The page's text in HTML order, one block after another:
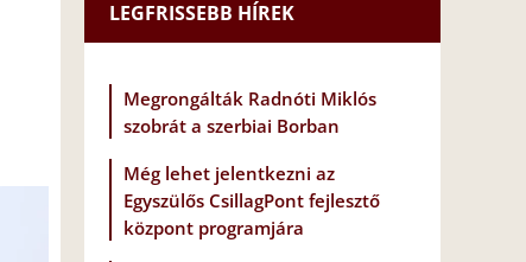
LEGFRISSEBB HÍREK
Megrongálták Radnóti Miklós
szobrát a szerbiai Borban
Még lehet jelentkezni az
Egyszülős CsillagPont fejlesztő
központ programjára